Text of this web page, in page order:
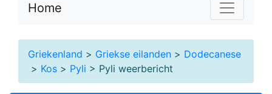
Home
Griekenland > Griekse eilanden > Dodecanese
> Kos > Pyli > Pyli weerbericht